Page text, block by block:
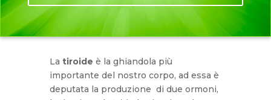
Latiroide è la ghiandola più
importante del nostro corpo, ad essa è
deputata la produzione di due ormoni,